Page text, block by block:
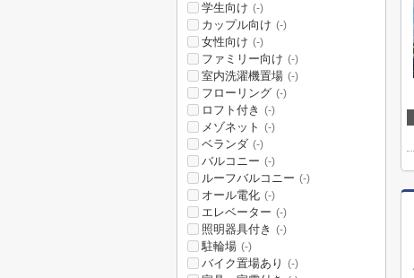
学生向け (-)
カップル向け (-)
女性向け (-)
ファミリー向け (-)
室内洗濯機置場 (-)
フローリング (-)
ロフト付き (-)
メゾネット (-)
ベランダ (-)
バルコニー (-)
ルーフバルコニー (-)
オール電化 (-)
エレベーター (-)
照明器具付き (-)
駐輪場 (-)
バイク置場あり (-)